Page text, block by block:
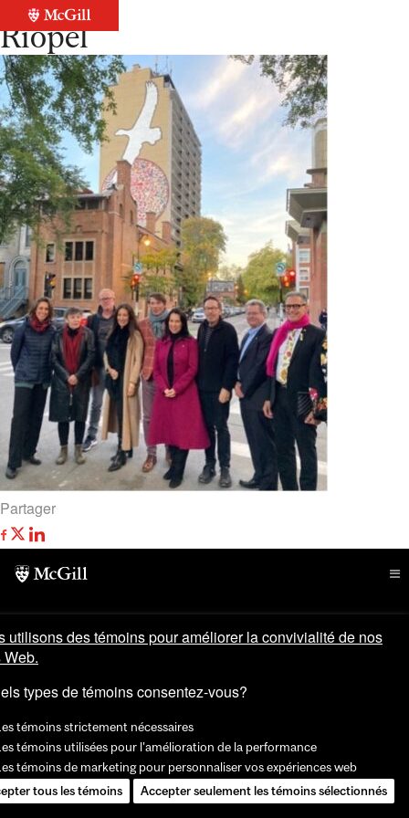
Retour à la liste
Riopel
Partager
utilisons des témoins pour améliorer la convivialité de nos
types de témoins consentez-vous?
témoins strictement nécessaires
témoins utilisées pour l'amélioration de la performance
témoins de marketing pour personnaliser vos expériences web
tous les témoins
Accepter seulement les témoins sélectionnés